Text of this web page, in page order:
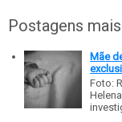
Postagens
Mãe
Foto: